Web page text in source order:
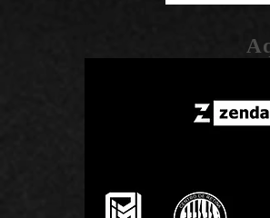
Nacional
Tecnología